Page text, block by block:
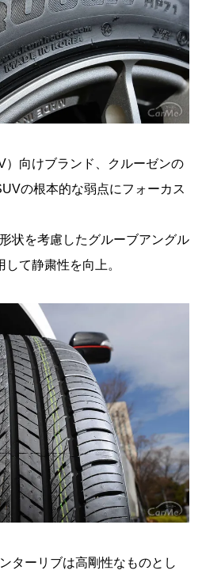
）向けブランド、クルーゼンの
の根本的な弱点にフォーカス
状を考慮したグルーブアングル
て静粛性を向上。
ターリブは高剛性なものとし